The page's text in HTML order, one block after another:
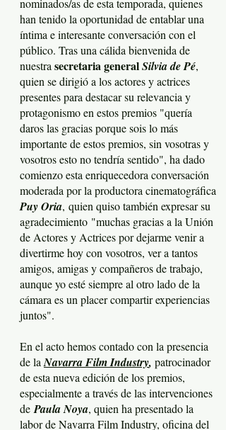
nominados/as de esta temporada, quienes
han tenido la oportunidad de entablar una
íntima e interesante conversación con el
público. Tras una cálida bienvenida de
nuestra secretaria generalSilvia de Pé,
quien se dirigió a los actores y actrices
presentes para destacar su relevancia y
protagonismo en estos premios "quería
daros las gracias porque sois lo más
importante de estos premios, sin vosotras y
vosotros esto no tendría sentido", ha dado
comienzo esta enriquecedora conversación
moderada por la productora cinematográfica
Puy Oria, quien quiso también expresar su
agradecimiento "muchas gracias a la Unión
de Actores y Actrices por dejarme venir a
divertirme hoy con vosotros, ver a tantos
amigos, amigas y compañeros de trabajo,
aunque yo esté siempre al otro lado de la
cámara es un placer compartir experiencias
juntos".
En el acto hemos contado con la presencia
de la Navarra Film Industry, patrocinador
de esta nueva edición de los premios,
especialmente a través de las intervenciones
de Paula Noya, quien ha presentado la
labor de Navarra Film Industry, oficina del